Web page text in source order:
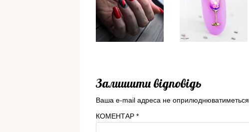
Залишити відповідь
Ваша e-mail адреса не оприлюднюватиметься.
КОМЕНТАР *